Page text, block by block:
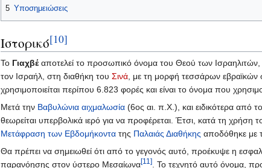
5 Υποσημειώσεις
Ιστορικό[10]
To Γιαχβέαποτελεί το προσωπικό όνομα του Θεού των
τον Ισραήλ, στη διαθήκη του Σινά, με τη μορφή τεσσάρων
χρησιμοποιείται περίπου 6.823 φορές και είναι το όνομα που
Μετά την Βαβυλώνια αιχμαλωσία (6ος αι. π.Χ.), και ειδικότερα από
θεωρείται υπερβολικά ιερό για να προφέρεται. Έτσι, κατά τη χρήση
Μετάφραση των Εβδομήκοντα της Παλαιάς Διαθήκης αποδόθηκε με
Θα πρέπει να σημειωθεί ότι από το γεγονός αυτό, προέκυψε η
παρανόησης στον ύστερο Μεσαίωνα[11]. Το τεχνητό αυτό όνομα,